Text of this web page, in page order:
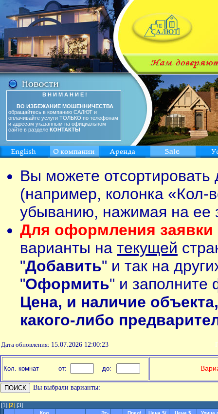
В Н И М А Н И Е !
ВО ИЗБЕЖАНИЕ МОШЕННИЧЕСТВА
обращайтесь в компанию САЛЮТ и
оплачивайте услуги ТОЛЬКО по телефонам
и адресам указанным на официальном
сайте в разделе КОНТАКТЫ
Вы можете
(например, колонка «Кол-
убыванию, нажимая на ее
Для оформления заявки
варианты на текущей
"Добавить" и так на
"Оформить" и заполните
Цена, и наличие
какого-либо
Дата обновления: 15.07.2026 12:00:23
Кол. комнат от: до:
Вы выбрали варианты:
[1] [2] [3]
Кол.
Эт-
Пред/
Цена $/
Цена $
Улица